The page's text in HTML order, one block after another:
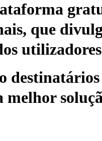
que
melhor